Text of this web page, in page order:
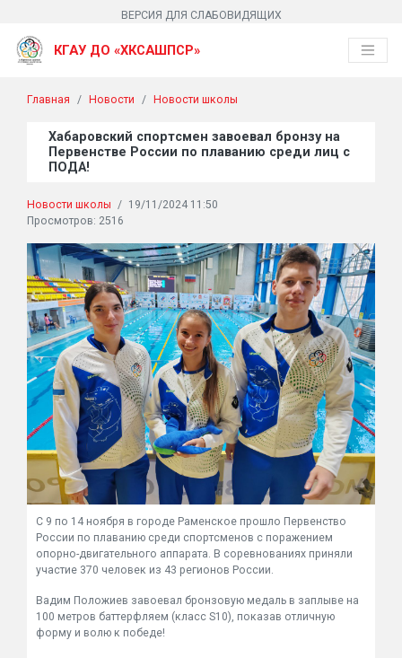
ВЕРСИЯ ДЛЯ СЛАБОВИДЯЩИХ
КГАУ ДО «ХКСАШПСР»
Главная Новости Новости школы
Хабаровский спортсмен завоевал бронзу на
Первенстве России по плаванию среди лиц с
ПОДА!
Новости школы / 19/11/2024 11:50
Просмотров: 2516
С 9 по 14 ноября в городе Раменское прошло Первенство
России по плаванию среди спортсменов с поражением
опорно-двигательного аппарата. В соревнованиях приняли
участие 370 человек из 43 регионов России.
Вадим Положиев завоевал бронзовую медаль в заплыве на
100 метров баттерфляем (класс S10), показав отличную
форму и волю к победе!